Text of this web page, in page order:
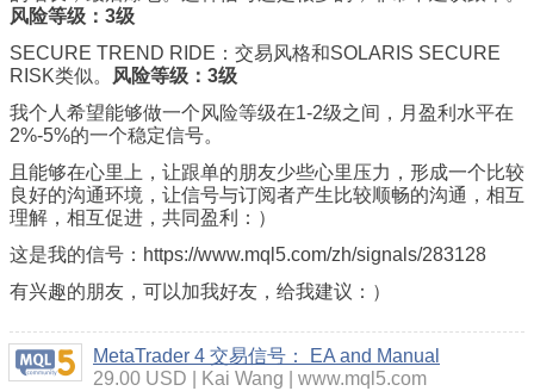
风险等级：3级
SECURE TREND RIDE：交易风格和SOLARIS SECURE
RISK类似。
风险等级：3级
我个人希望能够做一个风险等级在1-2级之间，月盈利水平在
2%-5%的一个稳定信号。
且能够在心里上，让跟单的朋友少些心里压力，形成一个比较
良好的沟通环境，让信号与订阅者产生比较顺畅的沟通，相互
理解，相互促进，共同盈利：）
这是我的信号：https://www.mql5.com/zh/signals/283128
有兴趣的朋友，可以加我好友，给我建议：）
MetaTrader 4 交易信号： EA and Manual
29.00 USD
Kai Wang
www.mql5.com